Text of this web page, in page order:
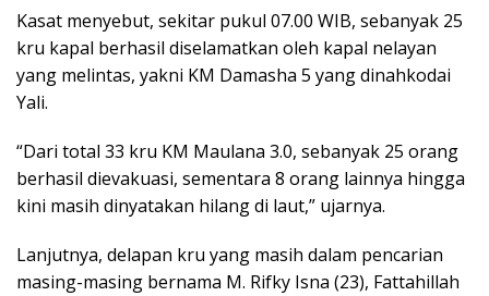
Kasat menyebut, sekitar pukul 07.00 WIB, sebanyak 25
kru kapal berhasil diselamatkan oleh kapal nelayan
yang melintas, yakni KM Damasha 5 yang dinahkodai
Yali.
“Dari total 33 kru KM Maulana 3.0, sebanyak 25 orang
berhasil dievakuasi, sementara 8 orang lainnya hingga
kini masih dinyatakan hilang di laut,” ujarnya.
Lanjutnya, delapan kru yang masih dalam pencarian
masing-masing bernama M. Rifky Isna (23), Fattahillah